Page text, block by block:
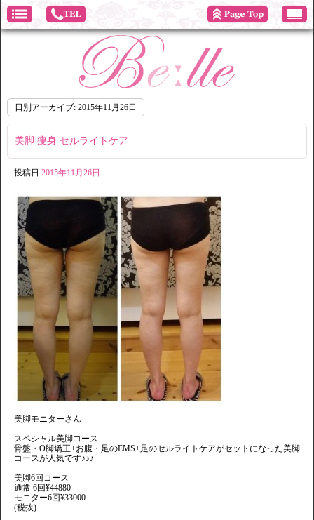
日別アーカイブ: 2015年11月26日
美脚 痩身 セルライトケア
投稿日 2015年11月26日
美脚モニターさん
スペシャル美脚コース
骨盤・O脚矯正+お腹・足のEMS+足のセルライトケアがセットになった美脚
コースが人気です♪♪♪
美脚6回コース
通常 6回¥44880
モニター6回¥33000
(税抜)